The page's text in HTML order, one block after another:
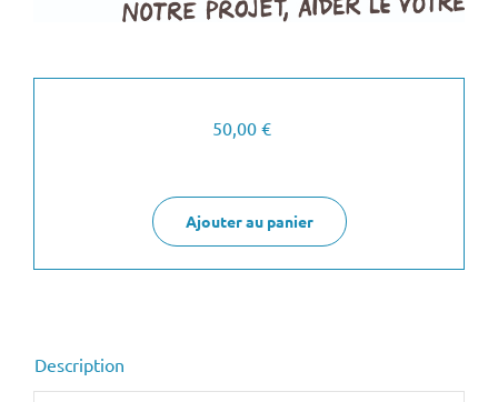
50,00 €
Ajouter au panier
Description